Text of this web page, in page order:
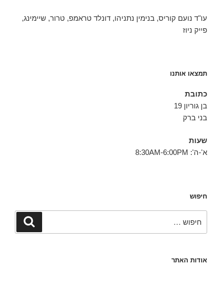
עו"ד נועם קוריס, בנימין נתניהו, דונלד טראמפ, טרור, שיימינג,
פייק ניוז
תמצאו אותנו
כתובת
בן גוריון 19
בני ברק
שעות
א'-ה': 8:30AM-6:00PM
חיפוש
חיפוש
אודות האתר